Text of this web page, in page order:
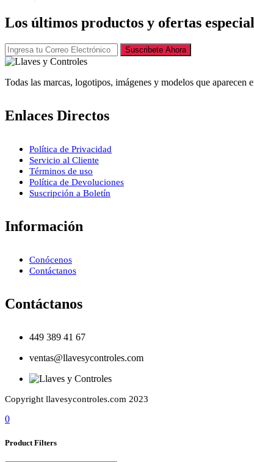
Los últimos productos y ofertas
Suscribete Ahora
Todas las marcas, logotipos, imágenes y modelos que
Enlaces Directos
Política de Privacidad
Servicio al Cliente
Términos de uso
Política de Devoluciones
Suscripción a Boletín
Información
Conócenos
Contáctanos
Contáctanos
449 389 41 67
ventas@llavesycontroles.com
Copyright llavesycontroles.com 2023
0
Product Filters